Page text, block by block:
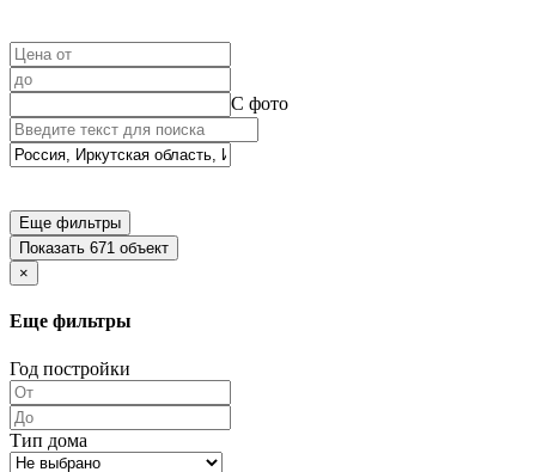
С фото
Еще фильтры
Показать 671 объект
×
Еще фильтры
Год постройки
Тип дома